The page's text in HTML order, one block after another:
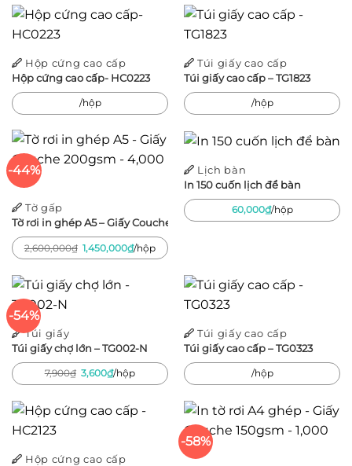
Hộp cứng cao cấp
Hộp cứng cao cấp- HC0223
/hộp
Túi giấy cao cấp
Túi giấy cao cấp – TG1823
/hộp
-44%
Tờ gấp
Tờ rơi in ghép A5 – Giấy Couche 200gsm – 4,000 tờ
2,600,000₫ Giá
gốc
1,450,000₫Giá
hiện
1,450,000₫.
/hộp
Lịch bàn
In 150 cuốn lịch để bàn
60,000₫/hộp
-54%
Túi giấy
Túi giấy chợ lớn – TG002-N
7,900₫ Giá
gốc
3,600₫Giá
hiện
3,600₫.
/hộp
Túi giấy cao cấp
Túi giấy cao cấp – TG0323
/hộp
Hộp cứng cao cấp
-58%